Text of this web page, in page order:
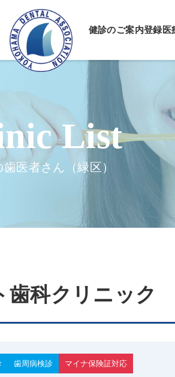
健診のご案内登録医
医者さん（緑区）
歯科クリニック
歯周病検診 マイナ保険証対応